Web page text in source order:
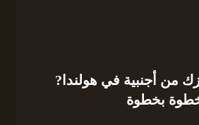
من أجنبية في هولندا?
بخطوة